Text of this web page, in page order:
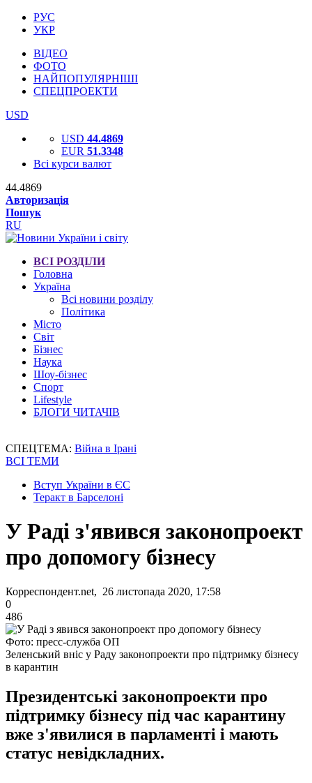
РУС
УКР
ВІДЕО
ФОТО
НАЙПОПУЛЯРНІШІ
СПЕЦПРОЕКТИ
USD
USD 44.4869
EUR 51.3348
Всі курси валют
44.4869
Авторизація
Пошук
RU
ВСІ РОЗДІЛИ
Головна
Україна
Всі новини розділу
Політика
Місто
Світ
Бізнес
Наука
Шоу-бізнес
Спорт
Lifestyle
БЛОГИ ЧИТАЧІВ
СПЕЦТЕМА: Війна в Ірані
ВСІ ТЕМИ
Вступ України в ЄС
Теракт в Барселоні
У Раді з'явився законопроект
про допомогу бізнесу
Корреспондент.net, 26 листопада 2020, 17:58
0
486
Фото: пресс-служба ОП
Зеленський вніс у Раду законопроекти про підтримку бізнесу
в карантин
Президентські законопроекти про
підтримку бізнесу під час карантину
вже з'явилися в парламенті і мають
статус невідкладних.